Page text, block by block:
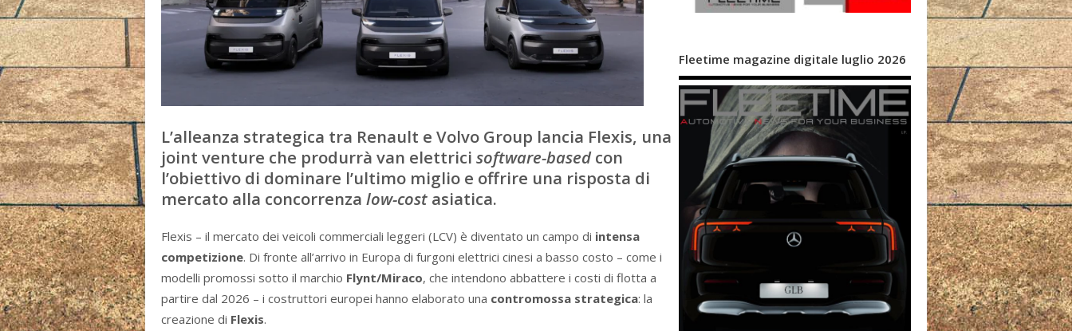
L’alleanza strategica tra Renault e Volvo Group lancia Flexis, una
joint venture che produrrà van elettrici software-basedcon
l’obiettivo di dominare l’ultimo miglio e offrire una risposta di
mercato alla concorrenza low-costasiatica.
Flexis – il mercato dei veicoli commerciali leggeri (LCV) è diventato un campo di intensa
competizione. Di fronte all’arrivo in Europa di furgoni elettrici cinesi a basso costo – come i
modelli promossi sotto il marchio Flynt/Miraco, che intendono abbattere i costi di flotta a
partire dal 2026 – i costruttori europei hanno elaborato una contromossa strategica: la
creazione di Flexis.
Fleetime magazine digitale luglio 2026